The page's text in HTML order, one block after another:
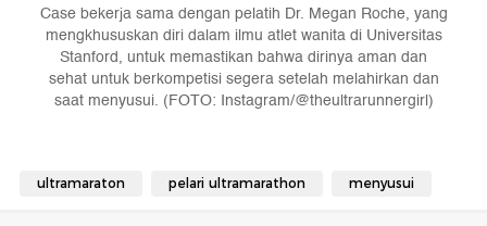
Case bekerja sama dengan pelatih Dr. Megan Roche, yang
mengkhususkan diri dalam ilmu atlet wanita di Universitas
Stanford, untuk memastikan bahwa dirinya aman dan
sehat untuk berkompetisi segera setelah melahirkan dan
saat menyusui. (FOTO: Instagram/@theultrarunnergirl)
ultramaraton pelari ultramarathon menyusui